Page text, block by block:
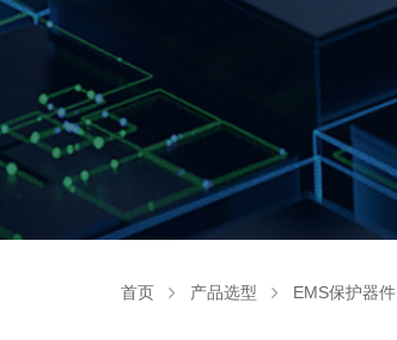
首页 产品选型 EMS保护器件